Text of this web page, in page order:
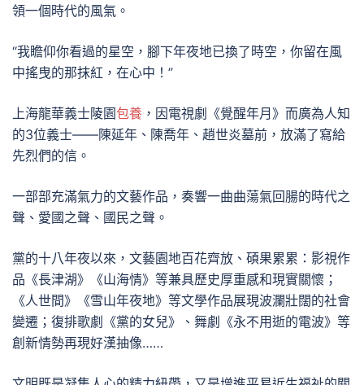
領一個時代的風氣。
“我瞻仰你看過的星空，腳下年夜地已換了時空，你留在風
中搖曳的那抹紅，在心中！”
上海龍華義士陵園包養 ，因電視劇《覺醒年月》而廣為人知
的3位義士——陳延年、陳喬年、趙世炎墓前，放滿了寫給
先烈們的信。
一部部充滿氣力的文藝作品，奏響一曲曲蕩氣回腸的時代之
聲、愛國之聲、國民之聲。
黨的十八年夜以來，文藝園地百花齊放、碩果累累：影視作
品《長津湖》《山海情》等兼具歷史厚重感和現實關懷；
《人世間》《雪山年夜地》等文學作品展現波瀾壯闊的社會
變遷；復排歌劇《黨的女兒》、舞劇《永不用逝的電波》等
創新情勢再現好漢抽像……